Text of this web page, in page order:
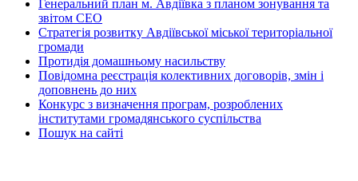
Генеральний план м. Авдіївка з планом зонування та
звітом СЕО
Стратегія розвитку Авдіївської міської територіальної
громади
Протидія домашньому насильству
Повідомна реєстрація колективних договорів, змін і
доповнень до них
Конкурс з визначення програм, розроблених
інститутами громадянського суспільства
Пошук на сайті